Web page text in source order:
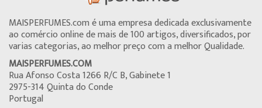
MAISPERFUMES.com é uma empresa dedicada exclusivamente
ao comércio online de mais de 100 artigos, diversificados, por
varias categorias, ao melhor preço com a melhor Qualidade.
MAISPERFUMES.COM
Rua Afonso Costa 1266 R/C B, Gabinete 1
2975-314 Quinta do Conde
Portugal